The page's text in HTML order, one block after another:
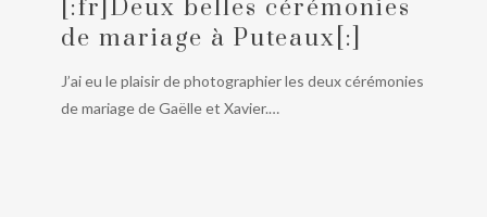
Puteaux[:]
[:fr]Deux belles cérémonies
de mariage à Puteaux[:]
J’ai eu le plaisir de photographier les deux cérémonies
de mariage de Gaëlle et Xavier.…